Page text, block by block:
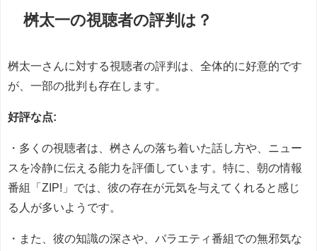
桝太一の視聴者の評判は？
桝太一さんに対する視聴者の評判は、全体的に好意的です
が、一部の批判も存在します。
好評な点:
・多くの視聴者は、桝さんの落ち着いた話し方や、ニュー
スを冷静に伝える能力を評価しています。特に、朝の情報
番組「ZIP!」では、彼の存在が元気を与えてくれると感じ
る人が多いようです。
・また、彼の知識の深さや、バラエティ番組での無邪気な